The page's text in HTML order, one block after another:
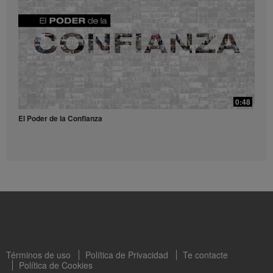
39:14
¿Qué son y para qué sirven los antioxidantes?
¿Qué son y para qué sirven los antioxidantes?
La importancia del sodio en nuestro cuerpo con Marien Garza
La importancia del sodio en nuestro cuerpo
Receta Té Lift - Video para redes sociales
Prueba esta refrescante receta con Liftoff.
0:48
El Poder de la Confianza
Términos de uso Política de Privacidad
Te contacte
Política de Cookies